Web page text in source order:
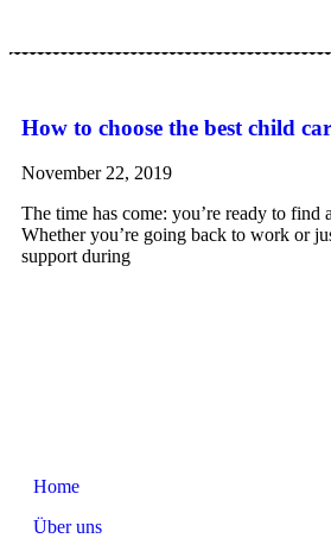
How to choose the best child
November 22, 2019
The time has come: you’re ready to find
Whether you’re going back to work or
support during
Home
Über uns